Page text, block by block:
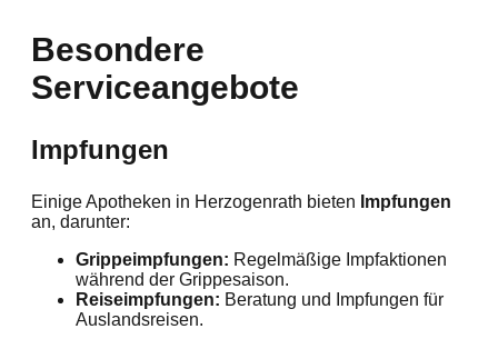
Besondere
Serviceangebote
Impfungen
Einige Apotheken in Herzogenrath bieten Impfungen
an, darunter:
Grippeimpfungen: Regelmäßige Impfaktionen
während der Grippesaison.
Reiseimpfungen: Beratung und Impfungen für
Auslandsreisen.